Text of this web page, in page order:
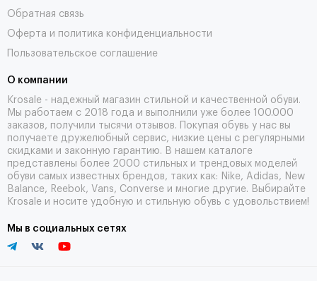
Обратная связь
Оферта и политика конфиденциальности
Пользовательское соглашение
О компании
Krosale - надежный магазин стильной и качественной обуви.
Мы работаем с 2018 года и выполнили уже более 100.000
заказов, получили тысячи отзывов . Покупая обувь у нас вы
получаете дружелюбный сервис, низкие цены с регулярными
скидками и законную гарантию. В нашем каталоге
представлены более 2000 стильных и трендовых моделей
обуви самых известных брендов, таких как: Nike, Adidas, New
Balance, Reebok, Vans, Converse и многие другие. Выбирайте
Krosale и носите удобную и стильную обувь с удовольствием!
Мы в социальных сетях